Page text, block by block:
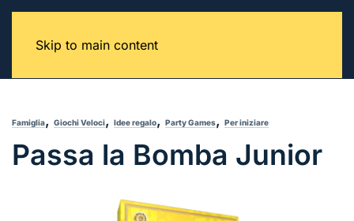
Skip to main content
Famiglia, Giochi Veloci, Idee regalo, Party Games, Per iniziare
Passa la Bomba Junior